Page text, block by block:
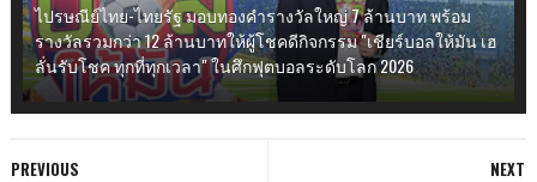
ไปรษณีย์ไทย-ไทยรัฐ มอบทองคำรางวัลใหญ่ 7 ล้านบาท พร้อม
รางวัลรวมกว่า 12 ล้านบาทให้ผู้โชคดีกิจกรรม "เชียร์บอลให้มัน เฮ
ลั่นรับโชค ทุกที่ทุกเวลา" ในศึกฟุตบอลระดับโลก 2026
NEXT
PREVIOUS